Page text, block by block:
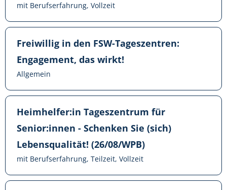
mit Berufserfahrung, Vollzeit
Freiwillig in den FSW-Tageszentren:
Engagement, das wirkt!
Allgemein
Heimhelfer:in Tageszentrum für
Senior:innen - Schenken Sie (sich)
Lebensqualität! (26/08/WPB)
mit Berufserfahrung, Teilzeit, Vollzeit